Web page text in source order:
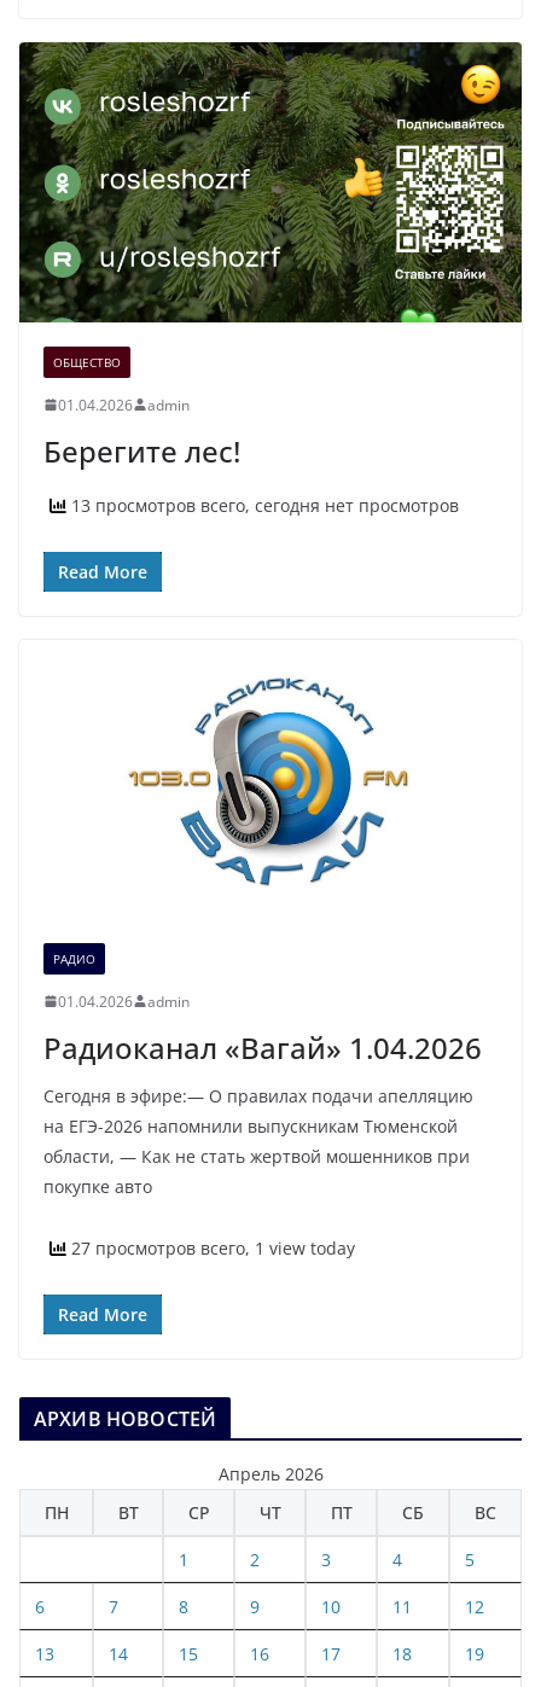
ОБЩЕСТВО
01.04.2026 admin
Берегите лес!
13 просмотров всего, сегодня нет просмотров
Read More
РАДИО
01.04.2026 admin
Радиоканал «Вагай» 1.04.2026
Сегодня в эфире:— О правилах подачи апелляцию
на ЕГЭ-2026 напомнили выпускникам Тюменской
области, — Как не стать жертвой мошенников при
покупке авто
27 просмотров всего, 1 view today
Read More
АРХИВ НОВОСТЕЙ
Апрель 2026
ПН
ВТ СР ЧТ ПТ СБ ВС
1 2 3 4 5
6 7 8 9 10 11 12
13 14 15 16 17 18 19